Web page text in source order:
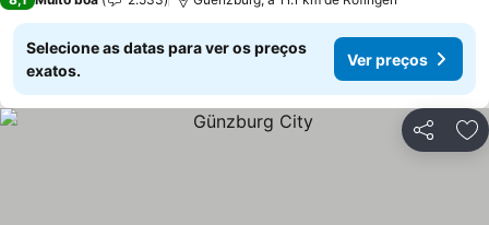
Selecione as datas para ver os preços
exatos.
Ver preços
Partilhar